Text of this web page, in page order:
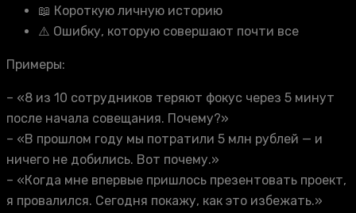
📖 Короткую личную историю
⚠️ Ошибку, которую совершают почти все
Примеры:
– «8 из 10 сотрудников теряют фокус через 5 минут
после начала совещания. Почему?»
– «В прошлом году мы потратили 5 млн рублей — и
ничего не добились. Вот почему.»
– «Когда мне впервые пришлось презентовать проект,
я провалился. Сегодня покажу, как это избежать.»